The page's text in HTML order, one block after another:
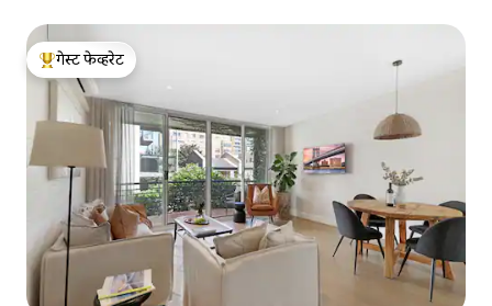
टॉप गेस्ट फेव्हरेट
गेस्ट फेव्हरेट